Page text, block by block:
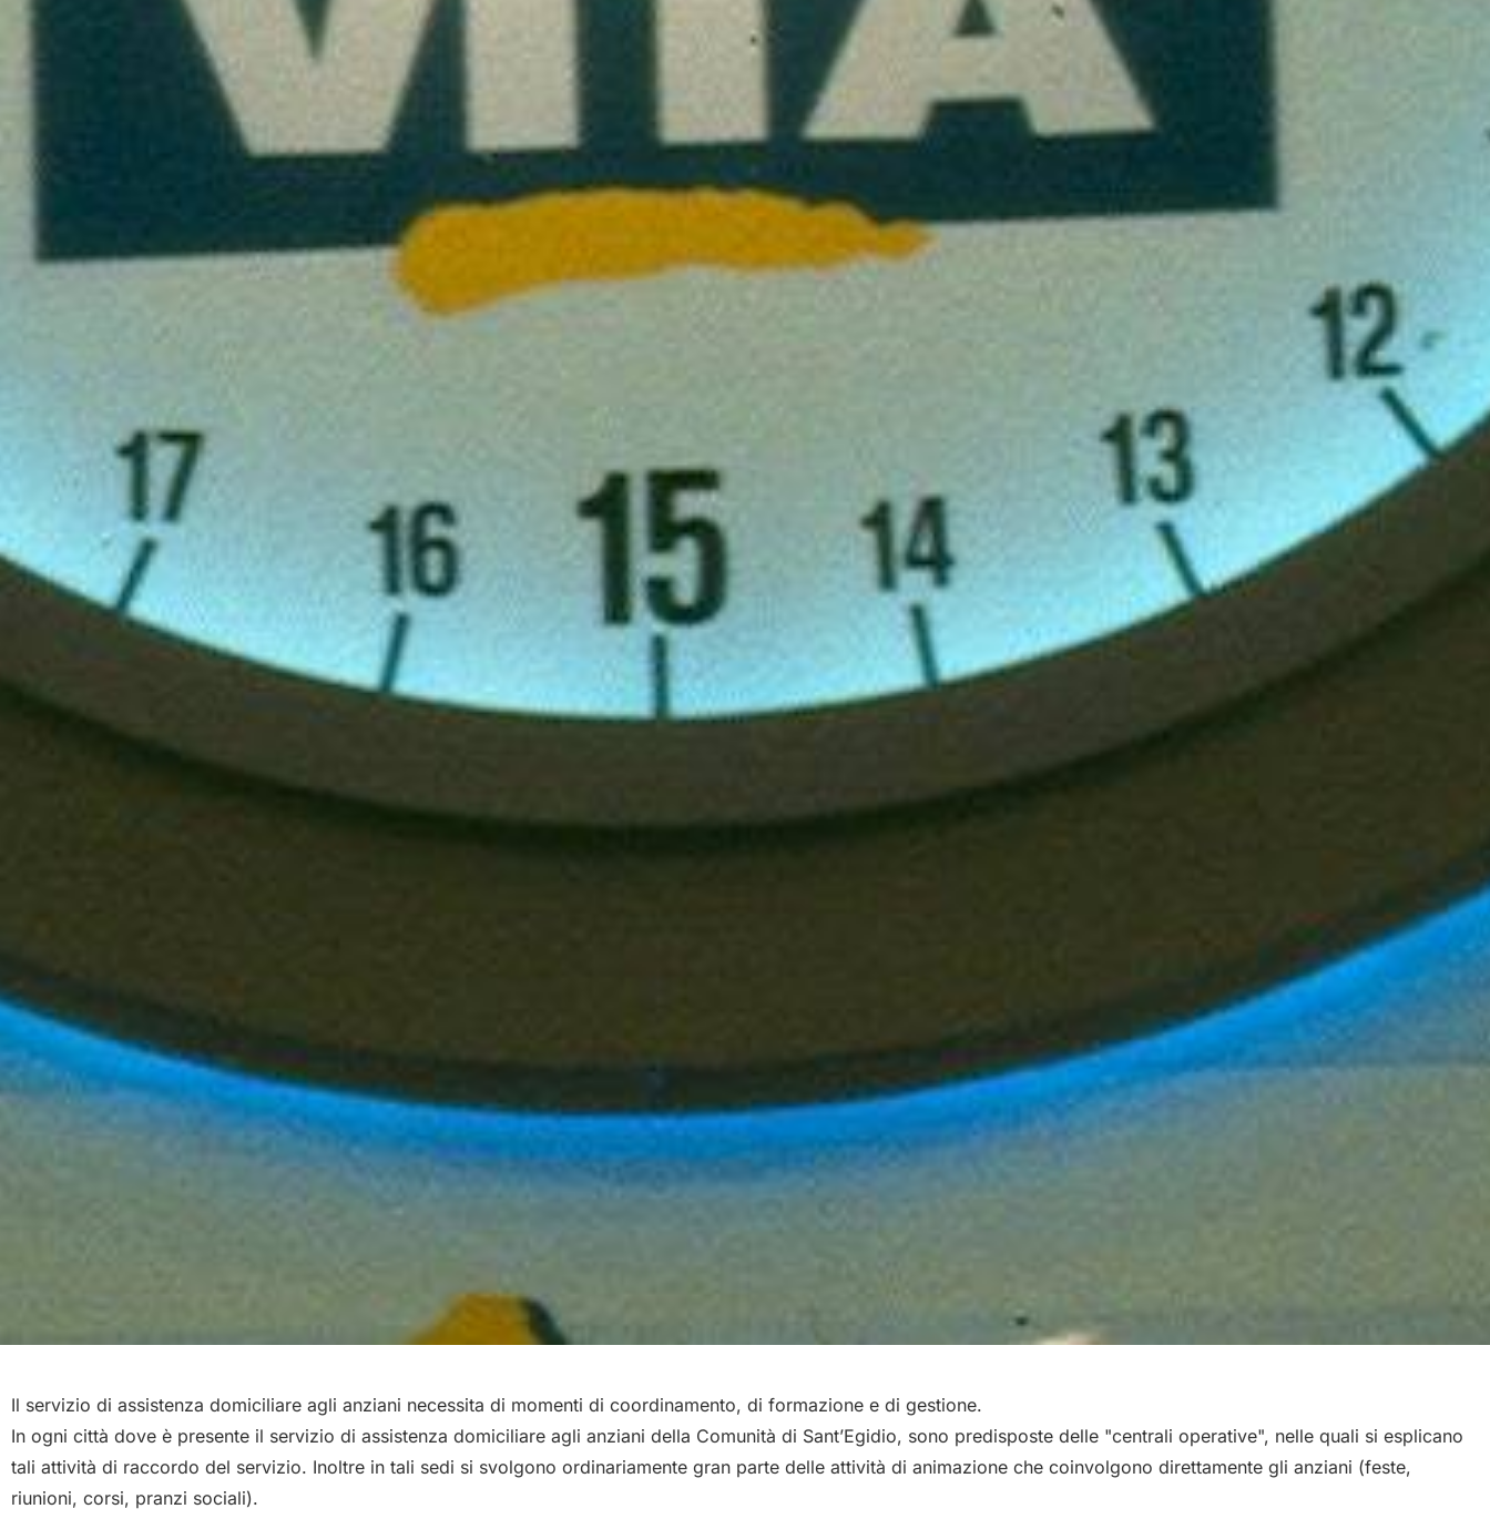
Il servizio di assistenza domiciliare agli anziani necessita di momenti di coordinamento, di formazione e di gestione.
In ogni città dove è presente il servizio di assistenza domiciliare agli anziani della Comunità di Sant’Egidio, sono predisposte delle "centrali operative", nelle quali si esplicano
tali attività di raccordo del servizio. Inoltre in tali sedi si svolgono ordinariamente gran parte delle attività di animazione che coinvolgono direttamente gli anziani (feste,
riunioni, corsi, pranzi sociali).